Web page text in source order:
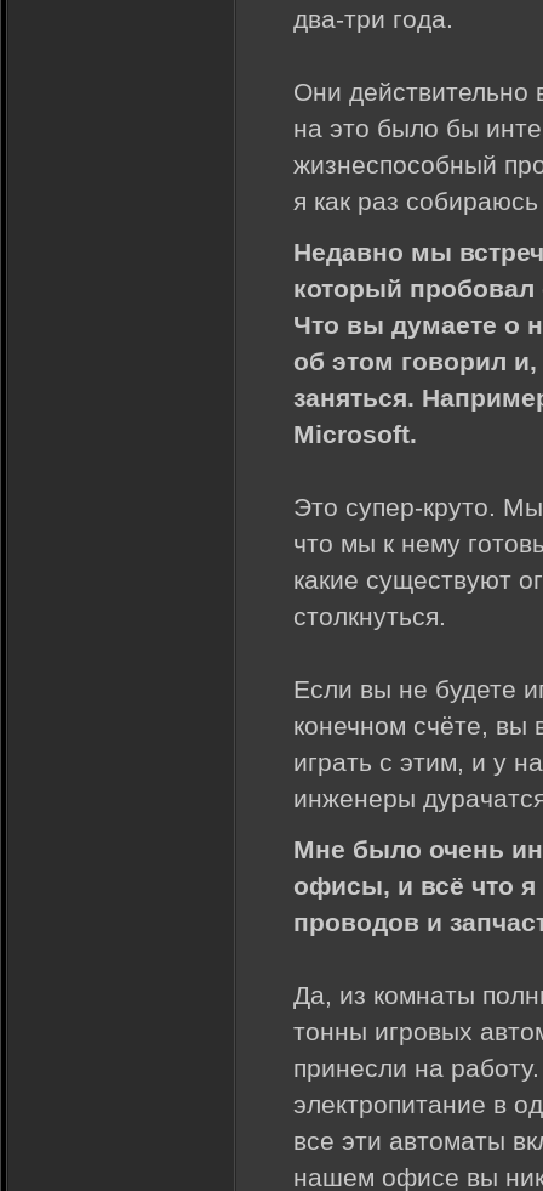
два-три года.
Они действительно
на это было бы
жизнеспособный
я как раз
Недавно мы
который пробовал
Что вы думаете о
об этом говорил
заняться.
Microsoft.
Это супер-круто.
что мы к нему
какие существуют
столкнуться.
Если вы не будете
конечном счёте, вы
играть с этим, и у
инженеры
Мне было очень
офисы, и всё что
проводов и
Да, из комнаты
тонны игровых
принесли на
электропитание в
все эти автоматы
нашем офисе вы